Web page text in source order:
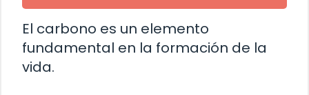
El carbono es un elemento
fundamental en la formación de la
vida.